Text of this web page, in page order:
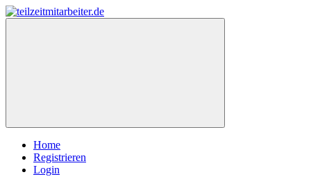
Home
Registrieren
Login